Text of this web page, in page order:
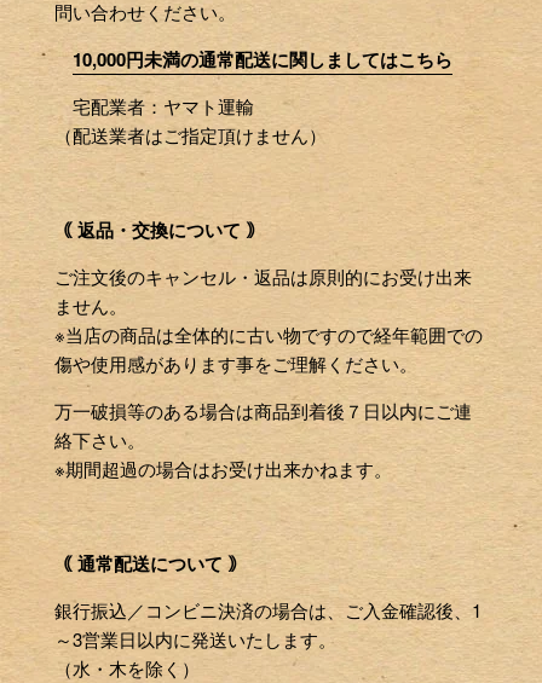
問い合わせください。
10,000円未満の通常配送に関しましてはこちら
宅配業者：ヤマト運輸
（配送業者はご指定頂けません）
｟ 返品・交換について ｠
ご注文後のキャンセル・返品は原則的にお受け出来
ません。
※当店の商品は全体的に古い物ですので経年範囲での
傷や使用感があります事をご理解ください。
万一破損等のある場合は商品到着後７日以内にご連
絡下さい。
※期間超過の場合はお受け出来かねます。
｟ 通常配送について ｠
銀行振込／コンビニ決済の場合は、ご入金確認後、1
～3営業日以内に発送いたします。
（水・木を除く）